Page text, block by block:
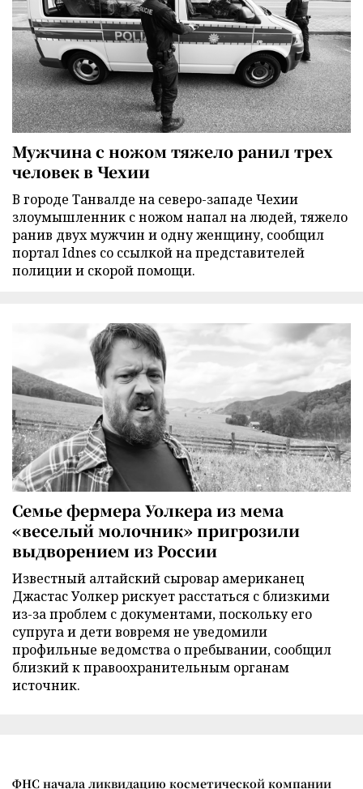
Мужчина с ножом тяжело ранил трех
человек в Чехии
В городе Танвалде на северо-западе Чехии
злоумышленник с ножом напал на людей, тяжело
ранив двух мужчин и одну женщину, сообщил
портал Idnes со ссылкой на представителей
полиции и скорой помощи.
Семье фермера Уолкера из мема
«веселый молочник» пригрозили
выдворением из России
Известный алтайский сыровар американец
Джастас Уолкер рискует расстаться с близкими
из-за проблем с документами, поскольку его
супруга и дети вовремя не уведомили
профильные ведомства о пребывании, сообщил
близкий к правоохранительным органам
источник.
ФНС начала ликвидацию косметической компании